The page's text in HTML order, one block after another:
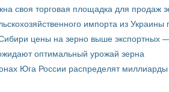
своя торговая площадка для продаж
импорта из
цены на зерно выше экспортных
оптимальный урожай зерна
Юга России распределят